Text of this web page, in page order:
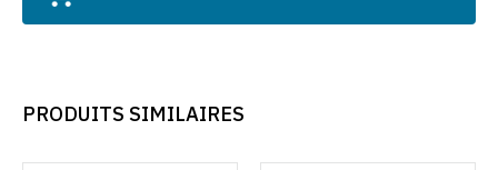
PRODUITS SIMILAIRES